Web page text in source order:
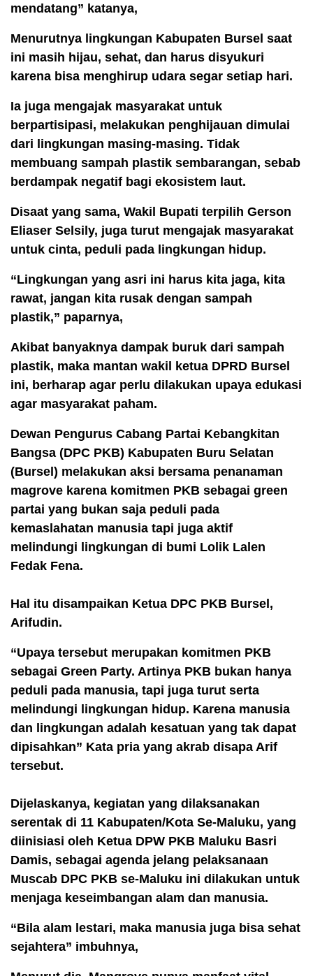
mendatang” katanya,
Menurutnya lingkungan Kabupaten Bursel saat
ini masih hijau, sehat, dan harus disyukuri
karena bisa menghirup udara segar setiap hari.
Ia juga mengajak masyarakat untuk
berpartisipasi, melakukan penghijauan dimulai
dari lingkungan masing-masing. Tidak
membuang sampah plastik sembarangan, sebab
berdampak negatif bagi ekosistem laut.
Disaat yang sama, Wakil Bupati terpilih Gerson
Eliaser Selsily, juga turut mengajak masyarakat
untuk cinta, peduli pada lingkungan hidup.
“Lingkungan yang asri ini harus kita jaga, kita
rawat, jangan kita rusak dengan sampah
plastik,” paparnya,
Akibat banyaknya dampak buruk dari sampah
plastik, maka mantan wakil ketua DPRD Bursel
ini, berharap agar perlu dilakukan upaya edukasi
agar masyarakat paham.
Dewan Pengurus Cabang Partai Kebangkitan
Bangsa (DPC PKB) Kabupaten Buru Selatan
(Bursel) melakukan aksi bersama penanaman
magrove karena komitmen PKB sebagai green
partai yang bukan saja peduli pada
kemaslahatan manusia tapi juga aktif
melindungi lingkungan di bumi Lolik Lalen
Fedak Fena.
Hal itu disampaikan Ketua DPC PKB Bursel,
Arifudin.
“Upaya tersebut merupakan komitmen PKB
sebagai Green Party. Artinya PKB bukan hanya
peduli pada manusia, tapi juga turut serta
melindungi lingkungan hidup. Karena manusia
dan lingkungan adalah kesatuan yang tak dapat
dipisahkan” Kata pria yang akrab disapa Arif
tersebut.
Dijelaskanya, kegiatan yang dilaksanakan
serentak di 11 Kabupaten/Kota Se-Maluku, yang
diinisiasi oleh Ketua DPW PKB Maluku Basri
Damis, sebagai agenda jelang pelaksanaan
Muscab DPC PKB se-Maluku ini dilakukan untuk
menjaga keseimbangan alam dan manusia.
“Bila alam lestari, maka manusia juga bisa sehat
sejahtera” imbuhnya,